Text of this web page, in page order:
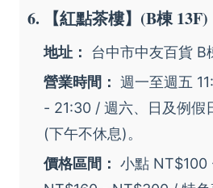
6. 【紅點茶樓】(B棟 13F)
地址：
台中市中友百貨 B
營業時間： 週一至週五
- 21:30 / 週六、日及例假
(下午不休息)。
價格區間： 小點 NT$100